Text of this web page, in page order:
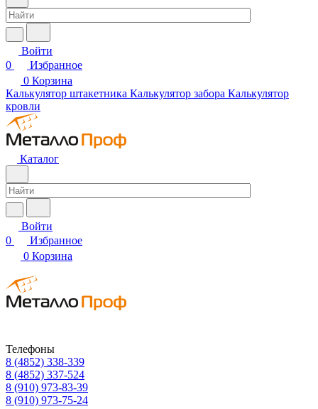
Войти
0
Избранное
0 Корзина
Калькулятор штакетника Калькулятор забора Калькулятор
кровли
Каталог
Войти
0
Избранное
0 Корзина
Телефоны
8 (4852) 338-339
8 (4852) 337-524
8 (910) 973-83-39
8 (910) 973-75-24